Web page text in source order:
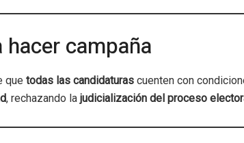
campaña
que todas las candidaturas cuenten con
, rechazando la judicialización del proceso